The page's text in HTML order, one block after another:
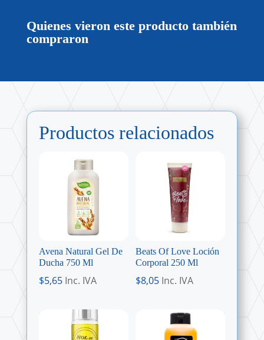
Quienes vieron este producto también
compraron
Productos relacionados
Avena Natural Gel De
Ducha 750 Ml
$5,65 Inc. IVA
Beats Of Love Loción
Corporal 250 Ml
$8,05 Inc. IVA